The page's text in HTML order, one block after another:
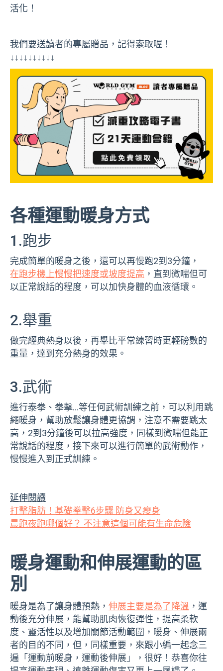
活化！
我們要送讀者的專屬贈品，記得索取喔！
↓↓↓↓↓↓↓↓↓↓
各種運動暖身方式
1.跑步
完成簡單的暖身之後，還可以再慢跑2到3分鐘，
在跑步機上慢慢把速度或坡度提高 ，直到微喘但可
以正常說話的程度，可以加快身體的血液循環。
2.舉重
做完經典熱身以後，再舉比平常練習時更輕磅數的
重量，達到充分熱身的效果。
3.武術
進行泰拳、拳擊…等任何武術訓練之前，可以利用跳
繩暖身，幫助放鬆讓身體更協調，注意不需要跳太
高，2到3分鐘後可以拉高強度，同樣到微喘但能正
常說話的程度，接下來可以進行簡單的武術動作，
慢慢進入到正式訓練。
延伸閱讀
打擊脂肪！基礎拳擊6步驟 防身又瘦身
晨跑夜跑哪個好？ 不注意這個可能有生命危險
暖身運動和伸展運動的區
別
暖身是為了讓身體預熱， 伸展主要是為了降溫 ，運
動後充分伸展，能幫助肌肉恢復彈性，提高柔軟
度、靈活性以及增加關節活動範圍，暖身、伸展兩
者的目的不同，但，同樣重要，來跟小編一起念三
遍「運動前暖身，運動後伸展」，很好！恭喜你往